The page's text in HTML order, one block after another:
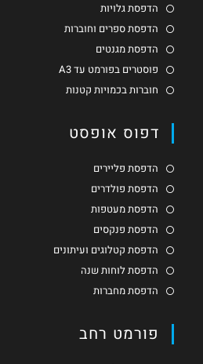
הדפסת גלויות
הדפסת ספרים וחוברות
הדפסת מגנטים
פוסטרים בפורמט עד A3
חוברות בכמויות קטנות
דפוס אופסט
הדפסת פליירים
הדפסת פולדרים
הדפסת מעטפות
הדפסת פנקסים
הדפסת קטלוגים ועיתונים
הדפסת לוחות שנה
הדפסת מחברות
פורמט רחב